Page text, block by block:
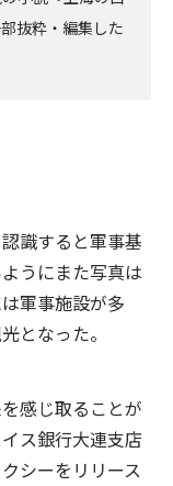
抜粋・編集した
識すると軍事基
うにまた写真は
軍事施設が多
となった。
感じ取ることが
ス銀行大連支店
シーをリリース